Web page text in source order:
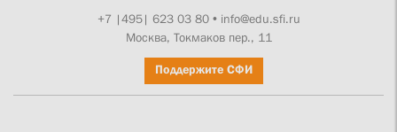
+7 |495| 623 03 80• info@edu.sfi.ru
Москва, Токмаков пер., 11
Поддержите СФИ